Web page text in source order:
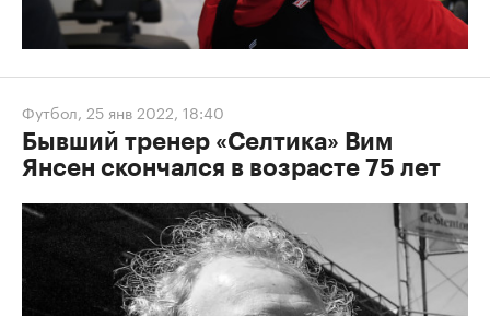
Футбол, 25 янв 2022, 18:40
Бывший тренер «Селтика» Вим
Янсен скончался в возрасте 75 лет